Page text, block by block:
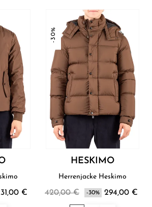
Heskimo
€
-30%
HESKIMO
Herrenjacke Heskimo
420,00 € -30% 294,00 €